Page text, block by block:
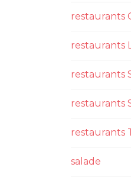
restaurants
restaurants
restaurants
restaurants
restaurants
salade